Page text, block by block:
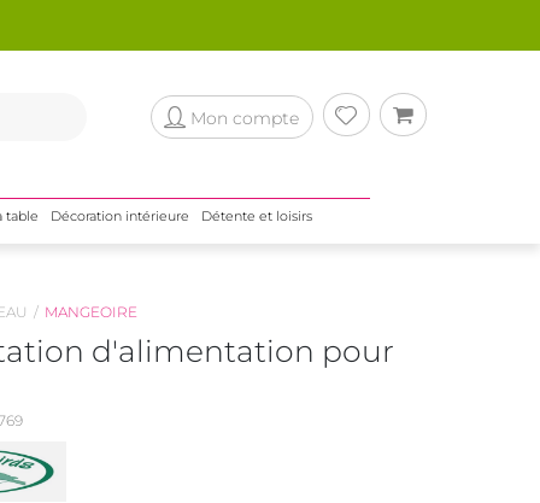
Mon compte
table Décoration intérieure Détente et loisirs
MANGEOIRE
d'alimentation pour